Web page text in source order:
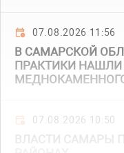
07.08.2026 11:56
В САМАРСКОЙ
ПРАКТИКИ
07.08.2026 10:50
ВЛАСТИ САМАРЫ